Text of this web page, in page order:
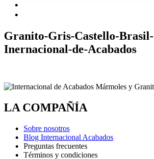
Granito-Gris-Castello-Brasil-
Inernacional-de-Acabados
LA COMPAÑÍA
Sobre nosotros
Blog Internacional Acabados
Preguntas frecuentes
Términos y condiciones